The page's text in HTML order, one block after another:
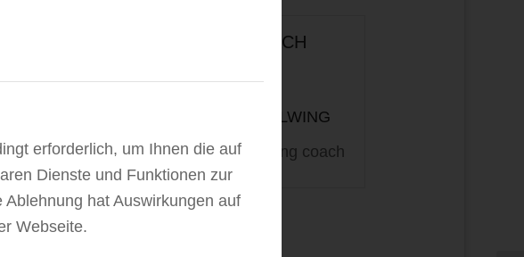
erforderlich, um Ihnen die auf
Dienste und Funktionen zur
hat Auswirkungen auf
Webseite.
9:00
Tuesday
From 8:00 –
9:00
COACH
VAN HELWING
Weight lifting coach